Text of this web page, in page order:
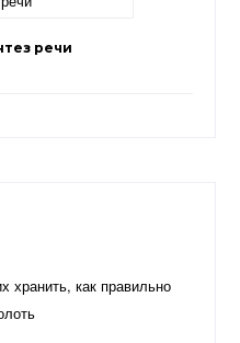
речи
хранить, как правильно